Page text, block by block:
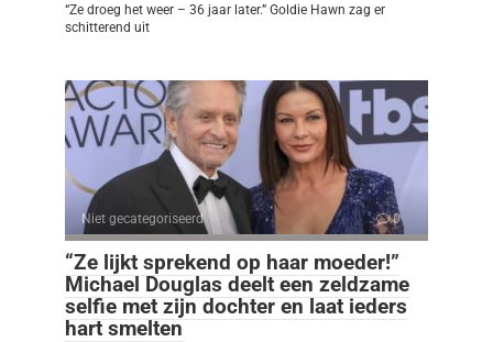
“Ze droeg het weer – 36 jaar later.” Goldie Hawn zag er
schitterend uit
Niet gecategoriseerd 0
“Ze lijkt sprekend op haar moeder!”
Michael Douglas deelt een zeldzame
selfie met zijn dochter en laat ieders
hart smelten